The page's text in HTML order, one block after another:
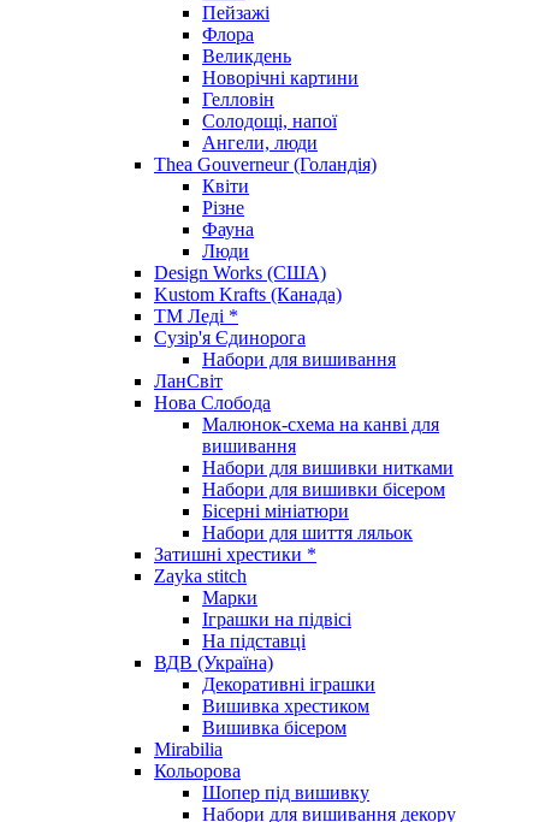
Пейзажі
Флора
Великдень
Новорічні картини
Гелловін
Солодощі, напої
Ангели, люди
Thea Gouverneur (Голандія)
Квіти
Різне
Фауна
Люди
Design Works (США)
Kustom Krafts (Канада)
ТМ Леді *
Сузір'я Єдинорога
Набори для вишивання
ЛанСвіт
Нова Слобода
Малюнок-схема на канві для
вишивання
Набори для вишивки нитками
Набори для вишивки бісером
Бісерні мініатюри
Набори для шиття ляльок
Затишні хрестики *
Zayka stitch
Марки
Іграшки на підвісі
На підставці
ВДВ (Україна)
Декоративні іграшки
Вишивка хрестиком
Вишивка бісером
Mirabilia
Кольорова
Шопер під вишивку
Набори для вишивання декору